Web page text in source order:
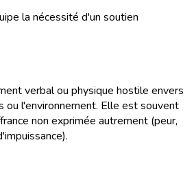
la nécessité d'un soutien
verbal ou physique hostile envers
ou l'environnement. Elle est souvent
non exprimée autrement (peur,